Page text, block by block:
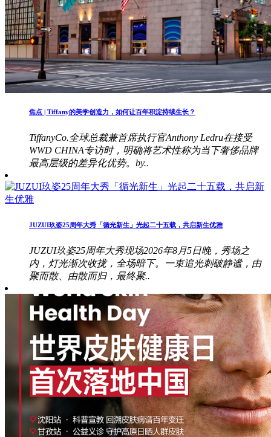
焦点 | Tiffany的美学创造力，如何让百年积淀持续生长？
TiffanyCo.全球总裁兼首席执行官Anthony Ledru在接受
WWD CHINA专访时，明确将艺术性称为当下奢侈品牌
最高层级的差异化优势。by..
JUZUI玖姿25周年大秀「循光新生」光起二十五载，共启新生优雅
JUZUI玖姿25周年大秀现场2026年8月5日晚，秀场之
内，灯光渐次收拢，全场暗下。一束追光刺破静谧，由
聚而散、由散而归，最终聚..